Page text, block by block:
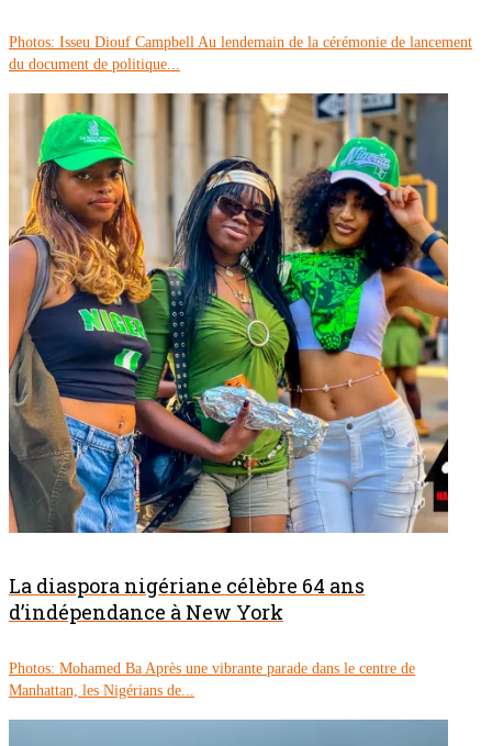
Photos: Isseu Diouf Campbell Au lendemain de la cérémonie de lancement
du document de politique...
La diaspora nigériane célèbre 64 ans
d’indépendance à New York
Photos: Mohamed Ba Après une vibrante parade dans le centre de
Manhattan, les Nigérians de...